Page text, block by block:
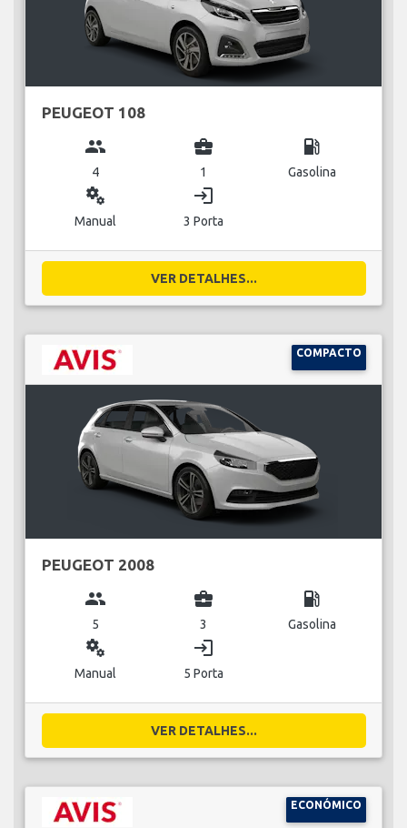
PEUGEOT 108
group
4
business_center
1
local_gas_station
Gasolina
miscellaneous_services
Manual
login
3 Porta
VER DETALHES...
COMPACTO
PEUGEOT 2008
group
5
business_center
3
local_gas_station
Gasolina
miscellaneous_services
Manual
login
5 Porta
VER DETALHES...
ECONÓMICO